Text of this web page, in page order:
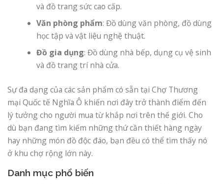
và đồ trang sức cao cấp.
Văn phòng phẩm: Đồ dùng văn phòng, đồ dùng
học tập và vật liệu nghệ thuật.
Đồ gia dụng: Đồ dùng nhà bếp, dụng cụ vệ sinh
và đồ trang trí nhà cửa.
Sự đa dạng của các sản phẩm có sẵn tại Chợ Thương
mại Quốc tế Nghĩa Ô khiến nơi đây trở thành điểm đến
lý tưởng cho người mua từ khắp nơi trên thế giới. Cho
dù bạn đang tìm kiếm những thứ cần thiết hàng ngày
hay những món đồ độc đáo, bạn đều có thể tìm thấy nó
ở khu chợ rộng lớn này.
Danh mục phổ biến